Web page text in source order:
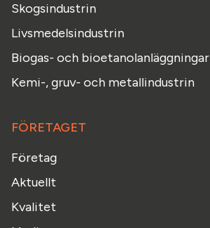
Skogsindustrin
Livsmedelsindustrin
Biogas- och bioetanolanläggningar
Kemi-, gruv- och metallindustrin
FÖRETAGET
Företag
Aktuellt
Kvalitet